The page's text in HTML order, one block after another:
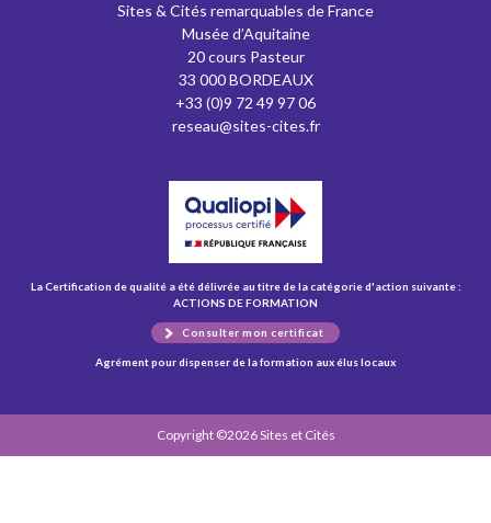
Sites & Cités remarquables de France
Musée d’Aquitaine
20 cours Pasteur
33 000 BORDEAUX
+33 (0)9 72 49 97 06
reseau@sites-cites.fr
La Certification de qualité a été délivrée au titre de la catégorie d'action suivante :
ACTIONS DE FORMATION
Consulter mon certificat
Agrément pour dispenser de la formation aux élus locaux
Copyright ©2026 Sites et Cités